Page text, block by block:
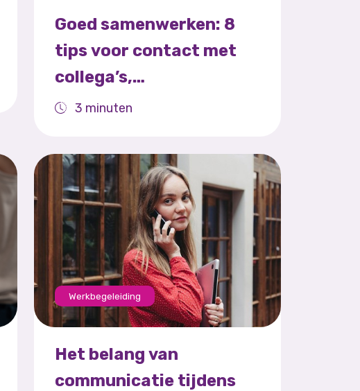
Goed samenwerken: 8
tips voor contact met
collega’s,
leidinggevende en
3 minuten
Werkbegeleiding
Het belang van
communicatie tijdens